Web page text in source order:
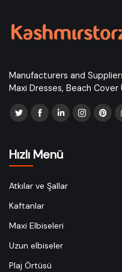
Manufacturers and
Maxi Dresses, Beach Cover
Hızlı Menü
Atkılar ve Şallar
Kaftanlar
Maxi Elbiseleri
Uzun elbiseler
Plaj Örtüsü